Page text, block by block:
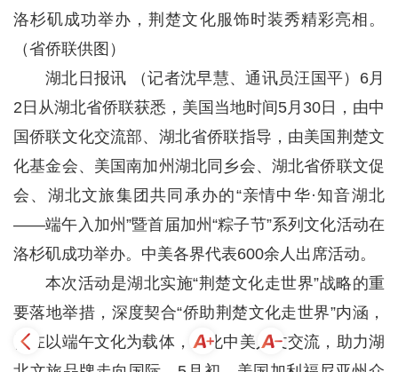
洛杉矶成功举办，荆楚文化服饰时装秀精彩亮相。
（省侨联供图）
湖北日报讯 （记者沈早慧、通讯员汪国平）6月
2日从湖北省侨联获悉，美国当地时间5月30日，由中
国侨联文化交流部、湖北省侨联指导，由美国荆楚文
化基金会、美国南加州湖北同乡会、湖北省侨联文促
会、湖北文旅集团共同承办的“亲情中华·知音湖北
——端午入加州”暨首届加州“粽子节”系列文化活动在
洛杉矶成功举办。中美各界代表600余人出席活动。
本次活动是湖北实施“荆楚文化走世界”战略的重
要落地举措，深度契合“侨助荆楚文化走世界”内涵，
旨在以端午文化为载体，深化中美人文交流，助力湖